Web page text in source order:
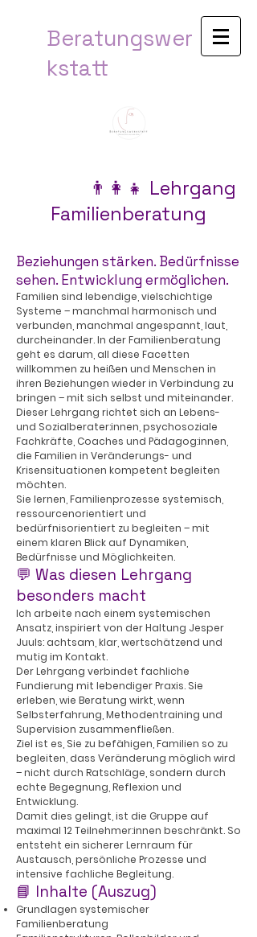
Beratungswer
kstatt​
👨‍👩‍👧 Lehrgang
Familienberatung
Beziehungen stärken. Bedürfnisse
sehen. Entwicklung ermöglichen.
Familien sind lebendige, vielschichtige
Systeme – manchmal harmonisch und
verbunden, manchmal angespannt, laut,
durcheinander. In der Familienberatung
geht es darum, all diese Facetten
willkommen zu heißen und Menschen in
ihren Beziehungen wieder in Verbindung zu
bringen – mit sich selbst und miteinander.
Dieser Lehrgang richtet sich an Lebens-
und Sozialberater:innen, psychosoziale
Fachkräfte, Coaches und Pädagog:innen,
die Familien in Veränderungs- und
Krisensituationen kompetent begleiten
möchten.
Sie lernen, Familienprozesse systemisch,
ressourcenorientiert und
bedürfnisorientiert zu begleiten – mit
einem klaren Blick auf Dynamiken,
Bedürfnisse und Möglichkeiten.
💬 Was diesen Lehrgang
besonders macht
Ich arbeite nach einem systemischen
Ansatz, inspiriert von der Haltung Jesper
Juuls: achtsam, klar, wertschätzend und
mutig im Kontakt.
Der Lehrgang verbindet fachliche
Fundierung mit lebendiger Praxis. Sie
erleben, wie Beratung wirkt, wenn
Selbsterfahrung, Methodentraining und
Supervision zusammenfließen.
Ziel ist es, Sie zu befähigen, Familien so zu
begleiten, dass Veränderung möglich wird
– nicht durch Ratschläge, sondern durch
echte Begegnung, Reflexion und
Entwicklung.
Damit dies gelingt, ist die Gruppe auf
maximal 12 Teilnehmer:innen beschränkt. So
entsteht ein sicherer Lernraum für
Austausch, persönliche Prozesse und
intensive fachliche Begleitung.
📘 Inhalte (Auszug)
Grundlagen systemischer
Familienberatung